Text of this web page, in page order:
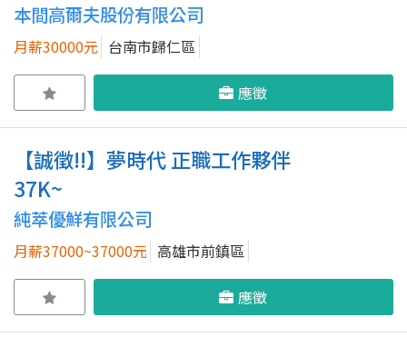
本間高爾夫股份有限公司
月薪30000元 台南市歸仁區
應徵
【誠徵!!】夢時代 正職工作夥伴
37K~
純萃優鮮有限公司
月薪37000~37000元 高雄市前鎮區
應徵